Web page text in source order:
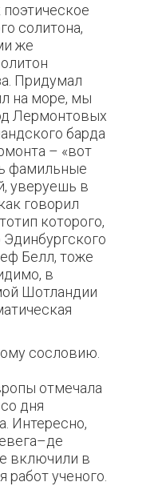
поэтическое
солитона,
же
Придумал
на море, мы
Лермонтовых
барда
– «вот
фамильные
уверуешь в
говорил
которого,
Белл, тоже
в
Шотландии
сословию.
отмечала
дня
Интересно,
включили в
ученого.